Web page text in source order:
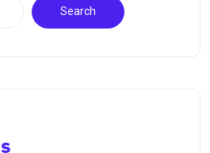
Search